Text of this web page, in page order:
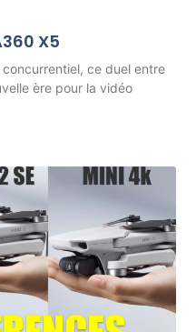
X5
ce duel entre
ère pour la vidéo